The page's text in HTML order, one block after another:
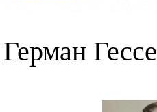
Герман Гессе